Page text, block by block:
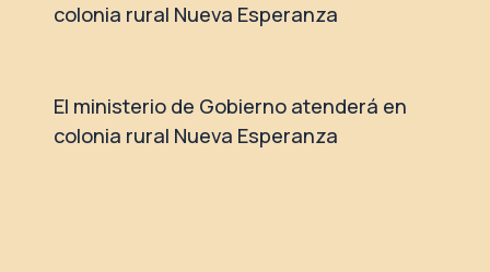
colonia rural Nueva Esperanza
El ministerio de Gobierno atenderá en
colonia rural Nueva Esperanza